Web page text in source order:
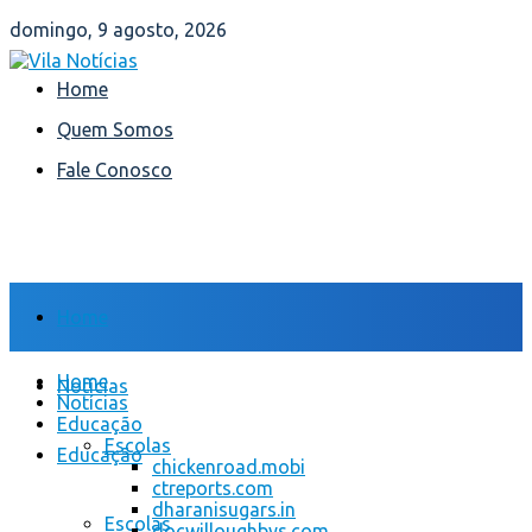
domingo, 9 agosto, 2026
Home
Quem Somos
Fale Conosco
Home
Notícias
Educação
Escolas
Home
Notícias
Educação
Escolas
chickenroad.mobi
ctreports.com
dharanisugars.in